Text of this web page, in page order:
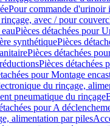
Pour commande d'urinoir
avec / pour
Pièces détachées pour
synthétiquePièces
Pièces détachées
Pièces détachées
pour Montage
du rinçage,
pneumatique du rinçage
pour A
alimentation par piles